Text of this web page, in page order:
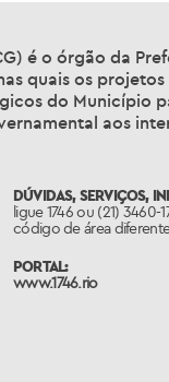
é o órgão da
quais os
do Município
aos
DÚVIDAS, SERVIÇOS,
ligue 1746 ou (21)
código de área
PORTAL:
www.1746.rio